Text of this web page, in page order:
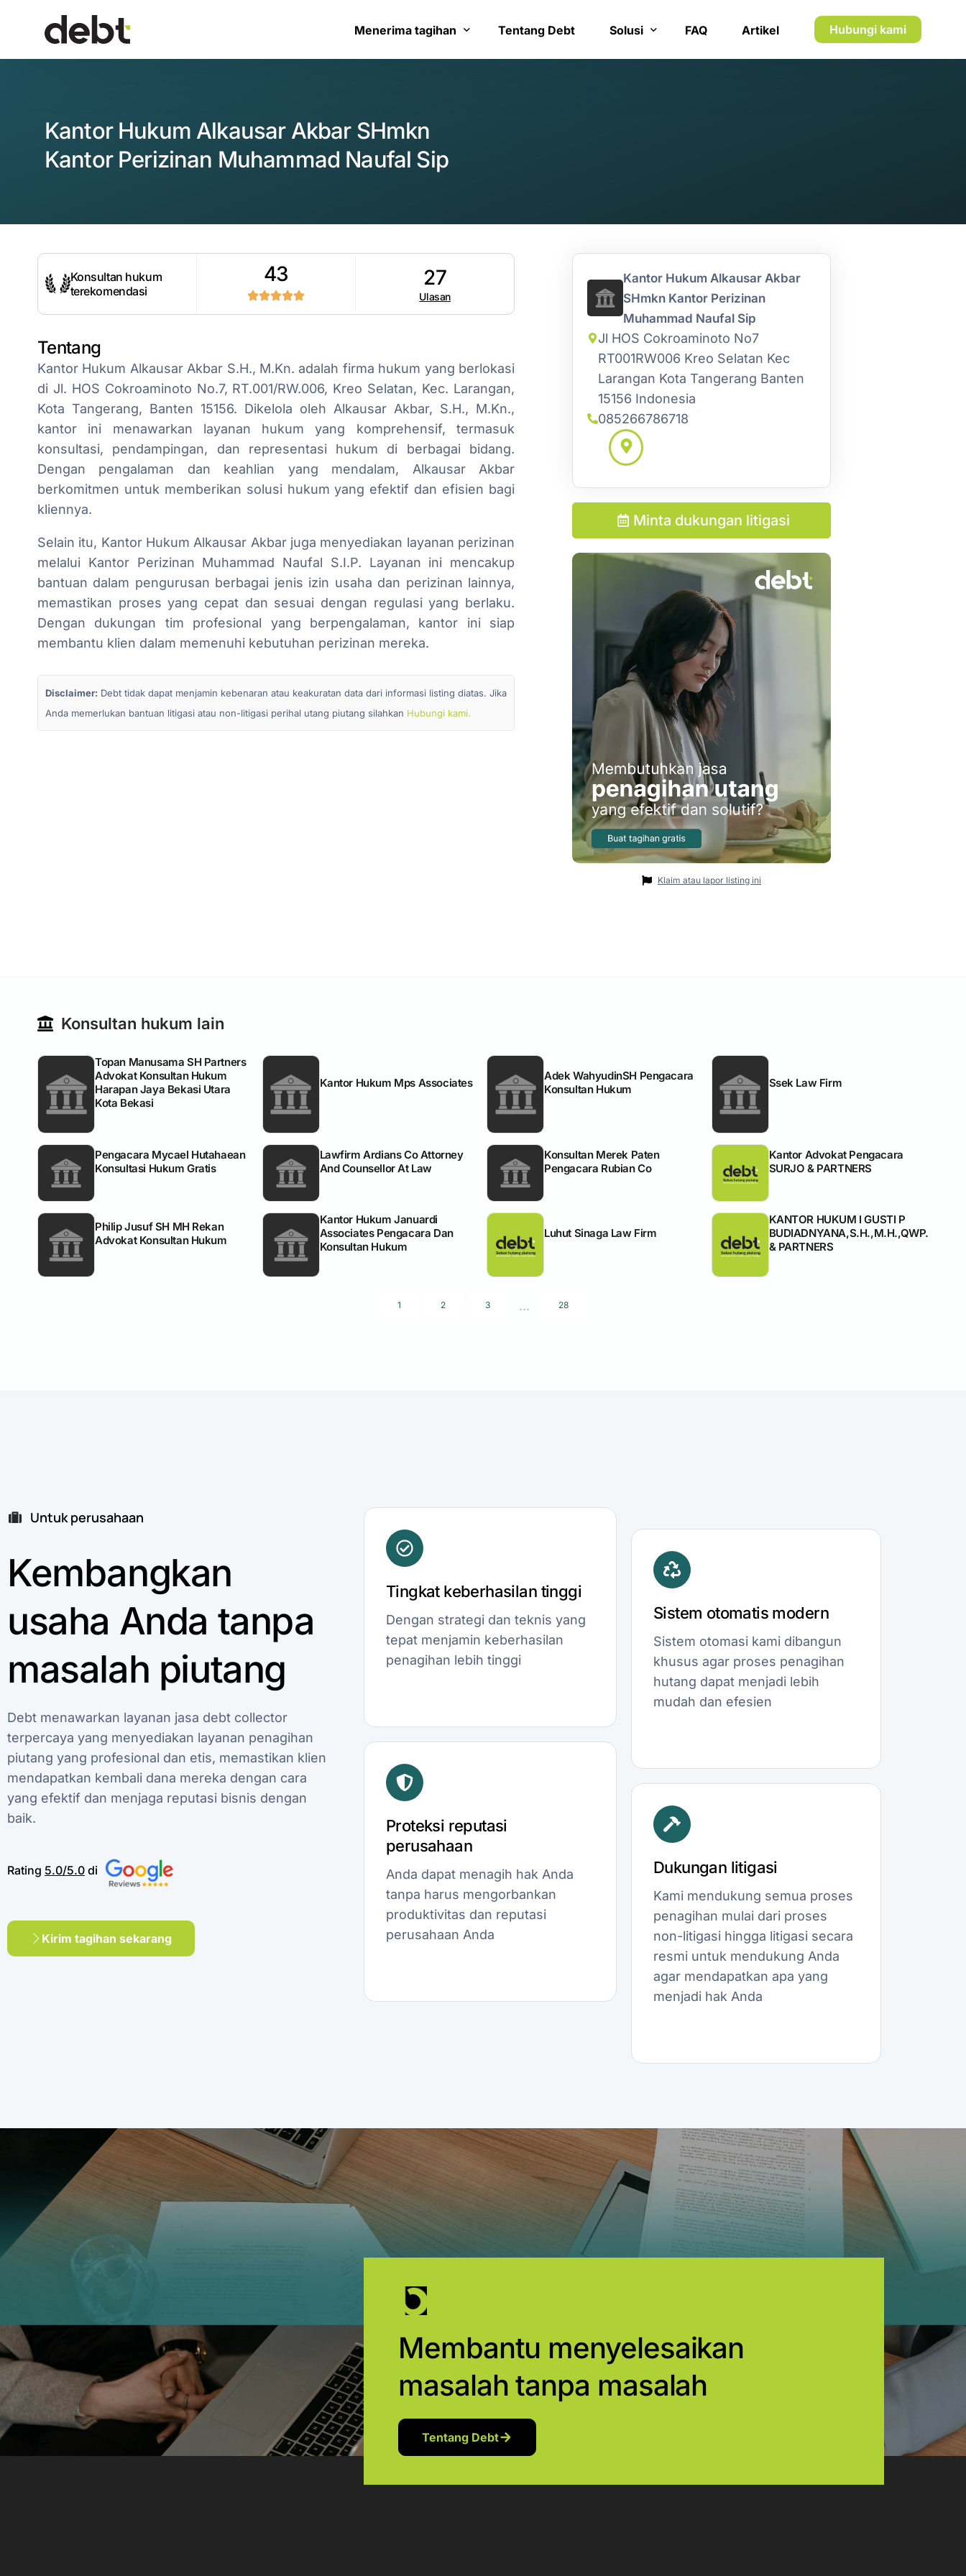
Menerima tagihan
Konfirmasi pembayaran
Tentang Debt Solusi FAQ Artikel Hubungi kami
Kantor Hukum Alkausar Akbar SHmkn
Kantor Perizinan Muhammad Naufal Sip
Konsultan hukum
terekomendasi
43 27
Ulasan
Tentang
Kantor Hukum Alkausar Akbar S.H., M.Kn. adalah firma hukum yang berlokasi
di Jl. HOS Cokroaminoto No.7, RT.001/RW.006, Kreo Selatan, Kec. Larangan,
Kota Tangerang, Banten 15156. Dikelola oleh Alkausar Akbar, S.H., M.Kn.,
kantor ini menawarkan layanan hukum yang komprehensif, termasuk
konsultasi, pendampingan, dan representasi hukum di berbagai bidang.
Dengan pengalaman dan keahlian yang mendalam, Alkausar Akbar
berkomitmen untuk memberikan solusi hukum yang efektif dan efisien bagi
kliennya.
Selain itu, Kantor Hukum Alkausar Akbar juga menyediakan layanan perizinan
melalui Kantor Perizinan Muhammad Naufal S.I.P. Layanan ini mencakup
bantuan dalam pengurusan berbagai jenis izin usaha dan perizinan lainnya,
memastikan proses yang cepat dan sesuai dengan regulasi yang berlaku.
Dengan dukungan tim profesional yang berpengalaman, kantor ini siap
membantu klien dalam memenuhi kebutuhan perizinan mereka.
Disclaimer: Debt tidak dapat menjamin kebenaran atau keakuratan data dari informasi listing diatas. Jika
Anda memerlukan bantuan litigasi atau non-litigasi perihal utang piutang silahkan Hubungi kami.
Kantor Hukum Alkausar Akbar
SHmkn Kantor Perizinan
Muhammad Naufal Sip
Jl HOS Cokroaminoto No7
RT001RW006 Kreo Selatan Kec
Larangan Kota Tangerang Banten
15156 Indonesia
085266786718
Minta dukungan litigasi
Klaim atau lapor listing ini
Konsultan hukum lain
Topan Manusama SH Partners
Advokat Konsultan Hukum
Harapan Jaya Bekasi Utara
Kota Bekasi
Kantor Hukum Mps Associates
Adek WahyudinSH Pengacara
Konsultan Hukum
Ssek Law Firm
Pengacara Mycael Hutahaean
Konsultasi Hukum Gratis
Lawfirm Ardians Co Attorney
And Counsellor At Law
Konsultan Merek Paten
Pengacara Rubian Co
Kantor Advokat Pengacara
SURJO & PARTNERS
Philip Jusuf SH MH Rekan
Advokat Konsultan Hukum
Kantor Hukum Januardi
Associates Pengacara Dan
Konsultan Hukum
Luhut Sinaga Law Firm
KANTOR HUKUM I GUSTI P
BUDIADNYANA,S.H.,M.H.,QWP.
& PARTNERS
1 2 3 ... 28
Untuk perusahaan
Kembangkan
usaha Anda tanpa
masalah piutang
Debt menawarkan layanan jasa debt collector
terpercaya yang menyediakan layanan penagihan
piutang yang profesional dan etis, memastikan klien
mendapatkan kembali dana mereka dengan cara
yang efektif dan menjaga reputasi bisnis dengan
baik.
Rating 5.0/5.0 di
Kirim tagihan sekarang
Tingkat keberhasilan tinggi
Dengan strategi dan teknis yang
tepat menjamin keberhasilan
penagihan lebih tinggi
Proteksi reputasi
perusahaan
Anda dapat menagih hak Anda
tanpa harus mengorbankan
produktivitas dan reputasi
perusahaan Anda
Sistem otomatis modern
Sistem otomasi kami dibangun
khusus agar proses penagihan
hutang dapat menjadi lebih
mudah dan efesien
Dukungan litigasi
Kami mendukung semua proses
penagihan mulai dari proses
non-litigasi hingga litigasi secara
resmi untuk mendukung Anda
agar mendapatkan apa yang
menjadi hak Anda
Membantu menyelesaikan
masalah tanpa masalah
Tentang Debt